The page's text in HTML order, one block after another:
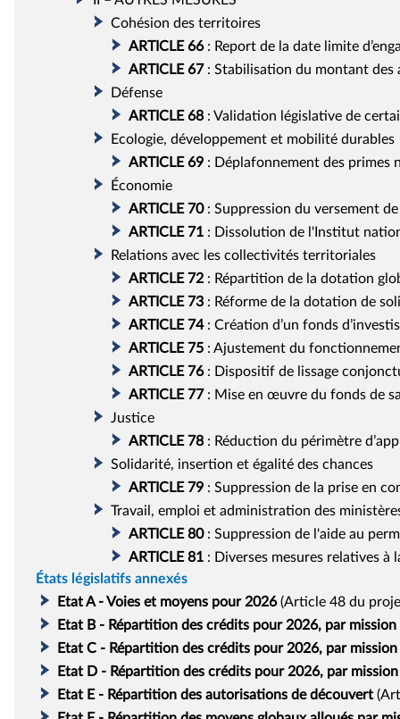
Cohésion des territoires
ARTICLE 66: Report de la date limite
ARTICLE 67: Stabilisation du montant des
Défense
ARTICLE 68: Validation législative de
Ecologie, développement et mobilité durables
ARTICLE 69 : Déplafonnement des primes
Économie
ARTICLE 70: Suppression du versement
ARTICLE 71 : Dissolution de l'Institut
Relations avec les collectivités territoriales
ARTICLE 72 : Répartition de la dotation
ARTICLE 73 : Réforme de la dotation de
ARTICLE 74: Création d’un fonds
ARTICLE 75 : Ajustement du
ARTICLE 76: Dispositif de lissage
ARTICLE 77: Mise en œuvre du fonds de
Justice
ARTICLE 78: Réduction du périmètre
Solidarité, insertion et égalité des chances
ARTICLE 79 : Suppression de la prise en
Travail, emploi et administration des
ARTICLE 80: Suppression de l'aide au
ARTICLE 81 : Diverses mesures relatives
États législatifs annexés
Etat A - Voies et moyens pour 2026 (Article 48 du
Etat B - Répartition des crédits pour 2026, par
Etat C - Répartition des crédits pour 2026, par
Etat D - Répartition des crédits pour 2026, par
Etat E - Répartition des autorisations de découvert